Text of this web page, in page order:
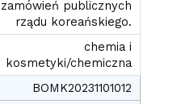
zamówień publicznych
rządu koreańskiego.
chemia i
kosmetyki/chemiczna
BOMK20231101012